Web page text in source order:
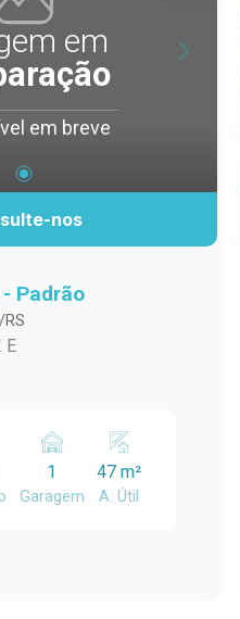
em
em breve
nos
Padrão
E
1
Garagem
47 m²
A. Útil